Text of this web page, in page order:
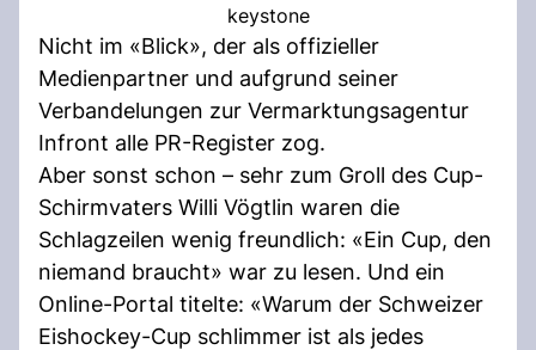
keystone
Nicht im «Blick», der als offizieller
Medienpartner und aufgrund seiner
Verbandelungen zur Vermarktungsagentur
Infront alle PR-Register zog.
Aber sonst schon – sehr zum Groll des Cup-
Schirmvaters Willi Vögtlin waren die
Schlagzeilen wenig freundlich: «Ein Cup, den
niemand braucht» war zu lesen. Und ein
Online-Portal titelte: «Warum der Schweizer
Eishockey-Cup schlimmer ist als jedes